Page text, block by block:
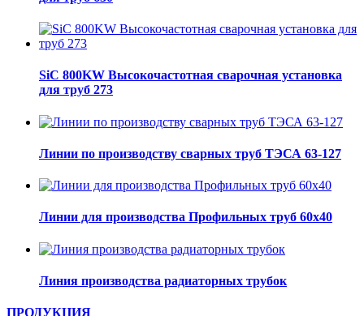
SiC 800KW Высокочастотная сварочная установка
для труб 273
Линии по производству сварных труб ТЭСА 63-127
Линии для производства Профильных труб 60х40
Линия производства радиаторных трубок
ПРОДУКЦИЯ